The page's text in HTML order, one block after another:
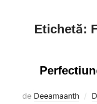
Etichetă:
de Deeamaanth